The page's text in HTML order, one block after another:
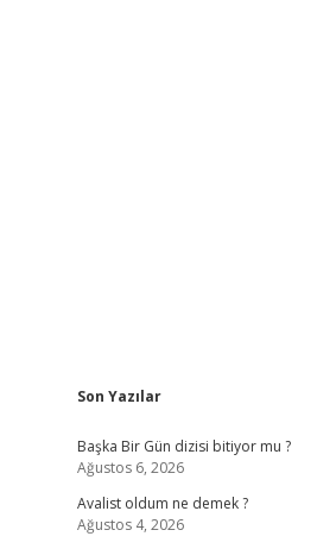
Sidebar
Son Yazılar
Başka Bir Gün dizisi bitiyor mu ?
Ağustos 6, 2026
Avalist oldum ne demek ?
Ağustos 4, 2026